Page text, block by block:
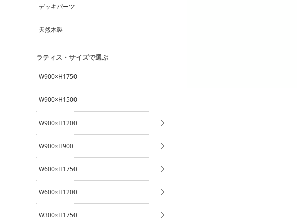
デッキパーツ
天然木製
ラティス・サイズで選ぶ
W900×H1750
W900×H1500
W900×H1200
W900×H900
W600×H1750
W600×H1200
W300×H1750